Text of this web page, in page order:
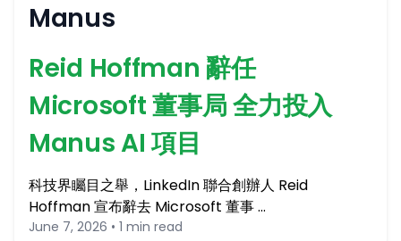
Manus
Reid Hoffman 辭任
Microsoft 董事局 全力投入
Manus AI 項目
科技界矚目之舉，LinkedIn 聯合創辦人 Reid
Hoffman 宣布辭去 Microsoft 董事 …
June 7, 2026 • 1 min read